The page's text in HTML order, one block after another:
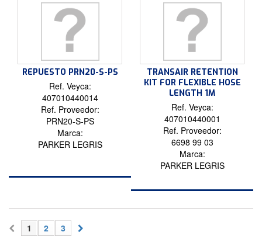
REPUESTO PRN20-S-PS
Ref. Veyca:
407010440014
Ref. Proveedor:
PRN20-S-PS
Marca:
PARKER LEGRIS
TRANSAIR RETENTION
KIT FOR FLEXIBLE HOSE
LENGTH 1M
Ref. Veyca:
407010440001
Ref. Proveedor:
6698 99 03
Marca:
PARKER LEGRIS
1 2 3